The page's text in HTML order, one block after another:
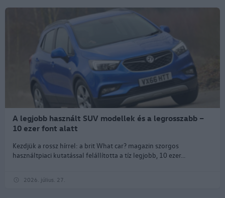
A legjobb használt SUV modellek és a legrosszabb –
10 ezer font alatt
Kezdjük a rossz hírrel: a brit What car? magazin szorgos
használtpiaci kutatással felállította a tíz legjobb, 10 ezer...
2026. július. 27.